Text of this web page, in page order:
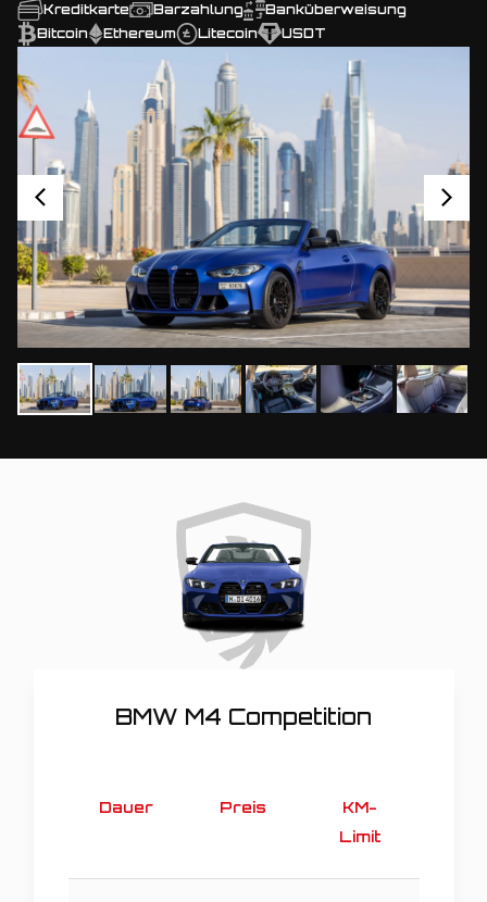
Kreditkarte Barzahlung
Banküberweisung
Bitcoin
Ethereum Litecoin USDT
BMW M4 Competition
Dauer Preis
KM-
Limit